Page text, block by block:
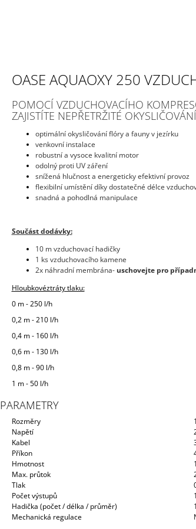
OASE AQUAOXY 250
POMOCÍ VZDUCHOVACÍHO
ZAJISTÍTE NEPŘETRŽITÉ
optimální okysličování flóry a fauny v jezírku
venkovní instalace
robustní a vysoce kvalitní motor
odolný proti UV záření
snížená hlučnost a energeticky efektivní provoz
flexibilní umístění díky dostatečné délce
snadná a pohodlná manipulace
Součást dodávky:
10 m vzduchovací hadičky
1 ks vzduchovacího kamene
2x náhradní membrána- uschovejte pro
Hloubkovéztráty tlaku:
0 m - 250 l/h
0,2 m - 210 l/h
0,4 m - 160 l/h
0,6 m - 130 l/h
0,8 m - 90 l/h
1 m - 50 l/h
PARAMETRY
Rozměry
Napětí
Kabel
Příkon
Hmotnost
Max. průtok
Tlak
Počet výstupů
1
Hadička (počet / délka / průměr)
Mechanická regulace